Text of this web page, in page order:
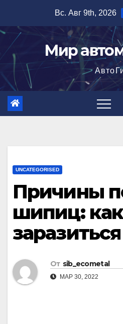
содержимому
Вс. Авг 9th, 2026
Мир
UNCATEGORISED
Причины
шипиц:
От sib_ecometal
МАР 30, 2022